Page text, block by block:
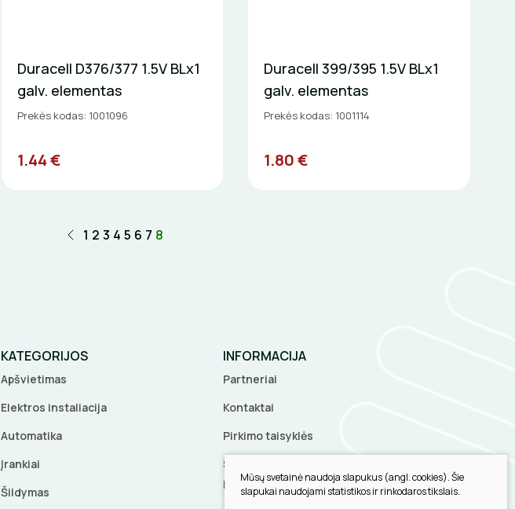
Duracell D376/377 1.5V BLx1
galv. elementas
Prekės kodas: 1001096
1.44 €
Duracell 399/395 1.5V BLx1
galv. elementas
Prekės kodas: 1001114
1.80 €
1 2 3 4 5 6 7 8
KATEGORIJOS
Apšvietimas
Elektros instaliacija
Automatika
Įrankiai
Šildymas
INFORMACIJA
Partneriai
Kontaktai
Pirkimo taisyklės
Slapukų parinktys
Privatumo politika
Mūsų svetainė naudoja slapukus (angl. cookies). Šie
slapukai naudojami statistikos ir rinkodaros tikslais.